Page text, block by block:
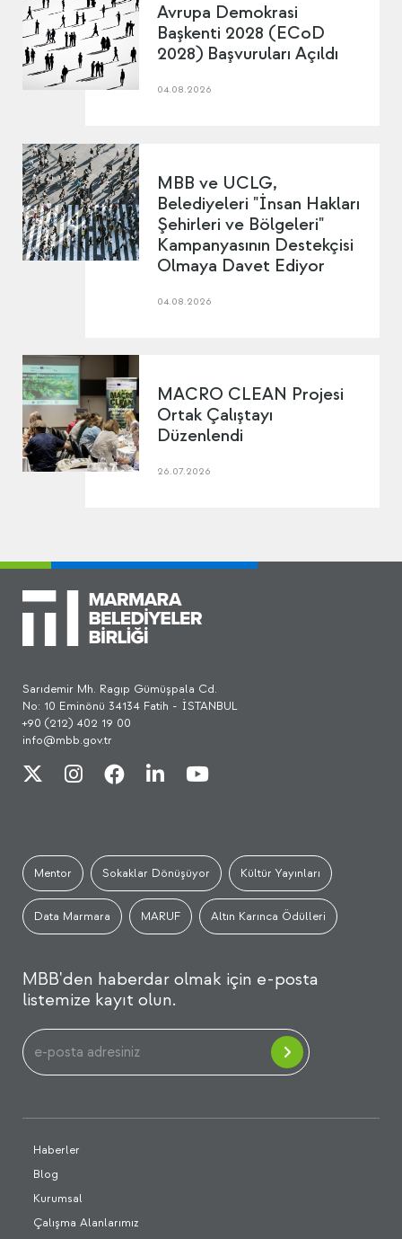
Avrupa Demokrasi
Başkenti 2028 (ECoD
2028) Başvuruları Açıldı
04.08.2026
MBB ve UCLG,
Belediyeleri "İnsan Hakları
Şehirleri ve Bölgeleri"
Kampanyasının Destekçisi
Olmaya Davet Ediyor
04.08.2026
MACRO CLEAN Projesi
Ortak Çalıştayı
Düzenlendi
26.07.2026
Sarıdemir Mh. Ragıp Gümüşpala Cd.
No: 10 Eminönü 34134 Fatih - İSTANBUL
+90 (212) 402 19 00
info@mbb.gov.tr
Mentor Sokaklar Dönüşüyor Kültür Yayınları
Data Marmara MARUF Altın Karınca Ödülleri
MBB'den haberdar olmak için e-posta
listemize kayıt olun.
Haberler
Blog
Kurumsal
Çalışma Alanlarımız